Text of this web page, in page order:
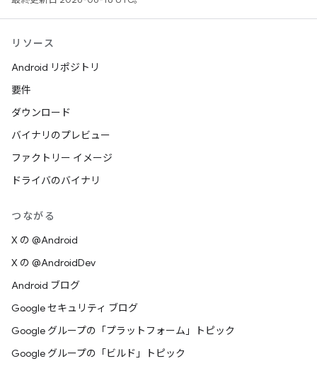
リソース
Android リポジトリ
要件
ダウンロード
バイナリのプレビュー
ファクトリー イメージ
ドライバのバイナリ
つながる
X の @Android
X の @AndroidDev
Android ブログ
Google セキュリティ ブログ
Google グループの「プラットフォーム」トピック
Google グループの「ビルド」トピック